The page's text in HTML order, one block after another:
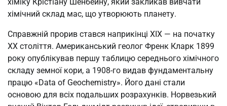
хімічний склад мас, що утворюють планету.
Справжній прорив стався наприкінці XIX — на початку
XX століття. Американський геолог Френк Кларк 1899
року опублікував першу таблицю середнього хімічного
складу земної кори, а 1908-го видав фундаментальну
працю «Data of Geochemistry». Його дані стали
основою для всіх подальших розрахунків. Норвезький